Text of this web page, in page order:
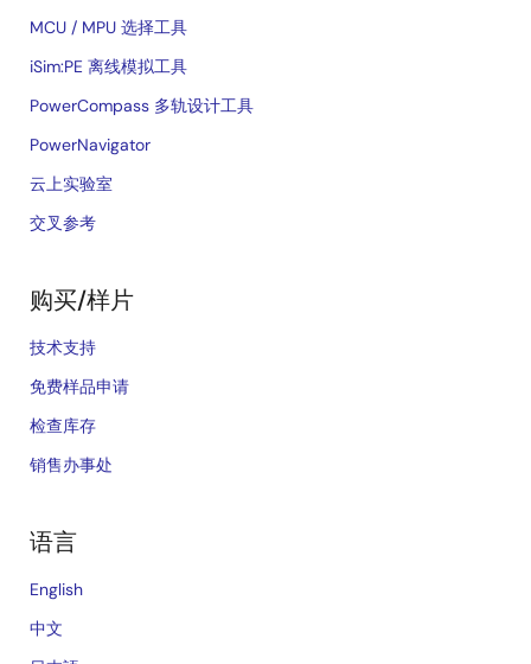
MCU / MPU 选择工具
iSim:PE 离线模拟工具
PowerCompass 多轨设计工具
PowerNavigator
云上实验室
交叉参考
购买/样片
技术支持
免费样品申请
检查库存
销售办事处
语言
English
中文